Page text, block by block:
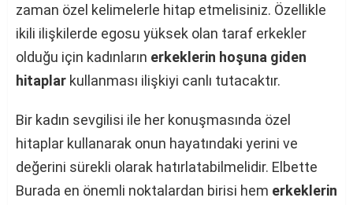
zaman özel kelimelerle hitap etmelisiniz. Özellikle
ikili ilişkilerde egosu yüksek olan taraf erkekler
olduğu için kadınların erkeklerin hoşuna giden
hitaplar kullanması ilişkiyi canlı tutacaktır.
Bir kadın sevgilisi ile her konuşmasında özel
hitaplar kullanarak onun hayatındaki yerini ve
değerini sürekli olarak hatırlatabilmelidir. Elbette
Burada en önemli noktalardan birisi hem erkeklerin